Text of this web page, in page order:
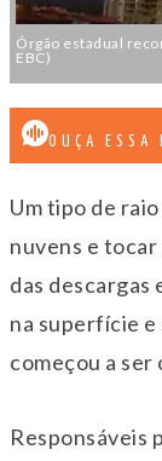
Órgão estadual
EBC)
OUÇA ESSA
Um tipo de
nuvens e tocar
das
na superfície e
começou a ser
Responsáveis